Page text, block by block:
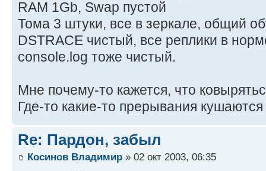
RAM 1Gb, Swap пустой
Тома 3 штуки, все в зеркале, общий
DSTRACE чистый, все реплики в
console.log тоже чистый.
Мне почему-то кажется, что
Где-то какие-то прерывания
Re: Пардон, забыл
Косинов Владимир » 02 окт 2003, 06:35